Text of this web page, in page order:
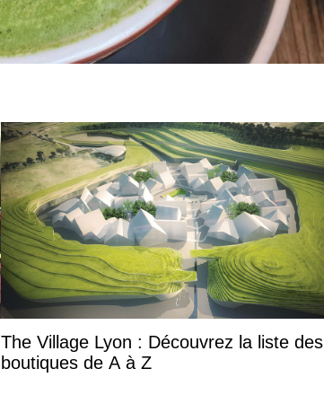
The Village Lyon : Découvrez la liste des
boutiques de A à Z